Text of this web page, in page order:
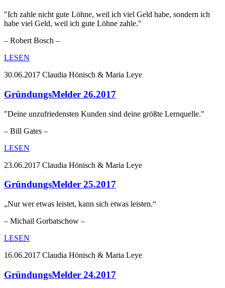
"Ich zahle nicht gute Löhne, weil ich viel Geld habe, sondern ich
habe viel Geld, weil ich gute Löhne zahle."
– Robert Bosch –
LESEN
30.06.2017 Claudia Hönisch & Maria Leye
GründungsMelder 26.2017
"Deine unzufriedensten Kunden sind deine größte Lernquelle."
– Bill Gates –
LESEN
23.06.2017 Claudia Hönisch & Maria Leye
GründungsMelder 25.2017
„Nur wer etwas leistet, kann sich etwas leisten.“
– Michail Gorbatschow –
LESEN
16.06.2017 Claudia Hönisch & Maria Leye
GründungsMelder 24.2017